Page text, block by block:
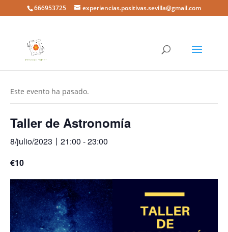
666953725 experiencias.positivas.sevilla@gmail.com
Este evento ha pasado.
Taller de Astronomía
8/julio/2023〡21:00 -23:00
€10